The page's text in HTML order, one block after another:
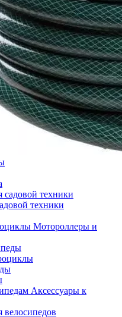
техники
Мотороллеры и
Аксессуары к